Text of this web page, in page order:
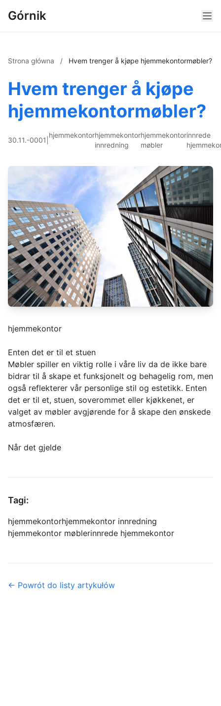
Górnik
Strona główna / Hvem trenger å kjøpe hjemmekontormøbler?
Hvem trenger å kjøpe
hjemmekontormøbler?
30.11.-0001
hjemmekontorhjemmekontor
innredning
hjemmekontor
møbler
innrede
hjemmekontor
Enten det er til et stuen
Møbler spiller en viktig rolle i våre liv da de ikke bare
bidrar til å skape et funksjonelt og behagelig rom, men
også reflekterer vår personlige stil og estetikk. Enten
det er til et, stuen, soverommet eller kjøkkenet, er
valget av møbler avgjørende for å skape den ønskede
atmosfæren.
Når det gjelde
Tagi:
hjemmekontorhjemmekontor innredning
hjemmekontor møblerinnrede hjemmekontor
← Powrót do listy artykułów